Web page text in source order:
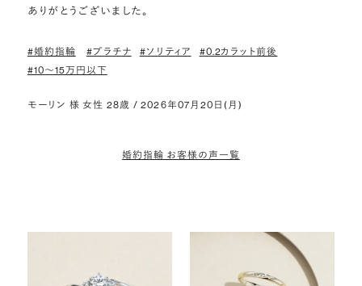
ありがとうございました。
#婚約指輪 #プラチナ #ソリティア
#0.2カラット前後
#10〜15万円以下
モーリン 様 女性 28歳 / 2026年07月20日(月)
婚約指輪 お客様の声一覧